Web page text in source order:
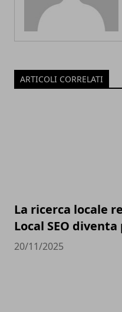
ARTICOLI CORRELATI
La ricerca locale
Local SEO
20/11/2025